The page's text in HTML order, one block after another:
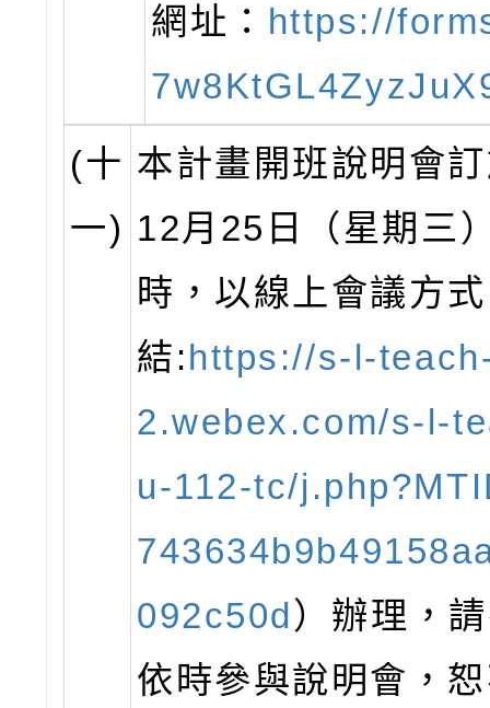
網址： https://
(十
一)
本計畫開班說明會
12月25日（星期三
時，以線上會議方
結:https://s-l-
2.webex.com/s-l-
u-112-tc/
092c50d）辦理，
依時參與說明會，